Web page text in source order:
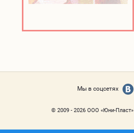
Мы в соцсетях
© 2009 - 2026 ООО «Юни-Пласт»